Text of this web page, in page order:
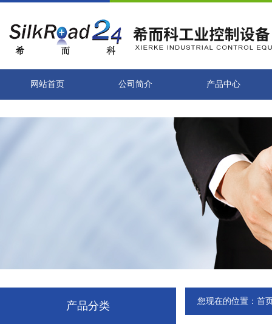
网站首页 公司简介 产品中心
产品分类 您现在的位置： 首